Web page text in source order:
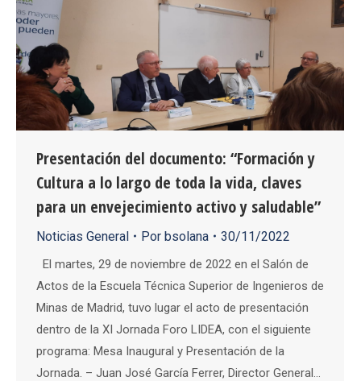
Presentación del documento: “Formación y
Cultura a lo largo de toda la vida, claves
para un envejecimiento activo y saludable”
Noticias General Por bsolana 30/11/2022
El martes, 29 de noviembre de 2022 en el Salón de
Actos de la Escuela Técnica Superior de Ingenieros de
Minas de Madrid, tuvo lugar el acto de presentación
dentro de la XI Jornada Foro LIDEA, con el siguiente
programa: Mesa Inaugural y Presentación de la
Jornada. – Juan José García Ferrer, Director General…